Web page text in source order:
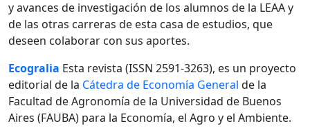
y avances de investigación de los alumnos de la LEAA y
de las otras carreras de esta casa de estudios, que
deseen colaborar con sus aportes.
Ecogralia Esta revista (ISSN 2591-3263), es un proyecto
editorial de la Cátedra de Economía General de la
Facultad de Agronomía de la Universidad de Buenos
Aires (FAUBA) para la Economía, el Agro y el Ambiente.